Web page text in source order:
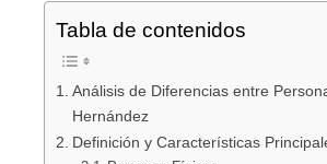
Tabla de contenidos
Análisis de Diferencias entre
Hernández
Definición y Características